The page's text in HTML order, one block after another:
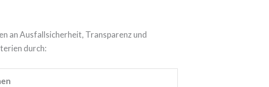
an Ausfallsicherheit, Transparenz und
durch: